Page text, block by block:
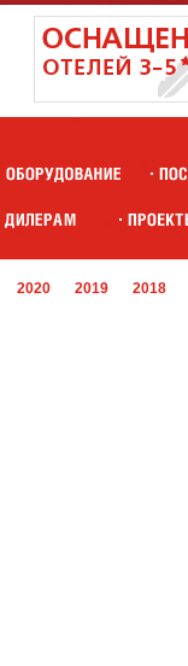
2020 2019 2018